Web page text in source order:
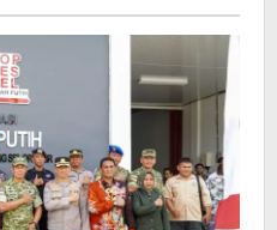
Ekonomi
Desa
Harus
Bergerak